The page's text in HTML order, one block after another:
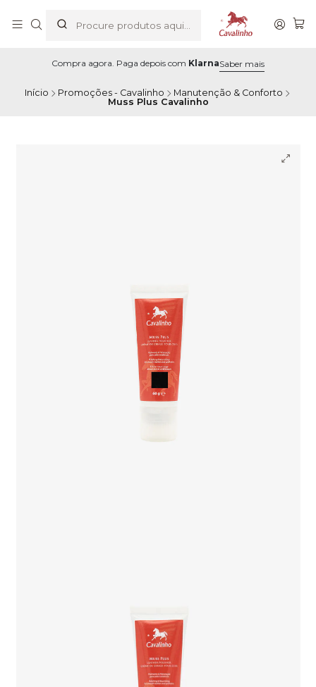
Compra agora. Paga depois com KlarnaSaber mais
Início Promoções - Cavalinho
Manutenção & Conforto
Muss Plus Cavalinho